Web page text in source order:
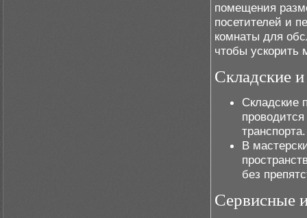
помещения
посетителей и
комнаты для
чтобы ускорить
Складские
Складские
транспорта.
В
без
Сервисные